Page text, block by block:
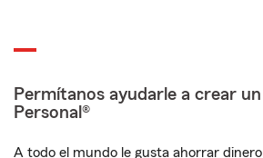
Permítanos ayudarle a crear
Personal®
A todo el mundo le gusta ahorrar